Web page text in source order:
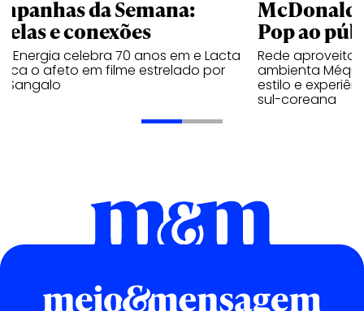
da Semana:
e conexões
Energia celebra 70 anos em e Lacta
o afeto em filme estrelado por
Sangalo
Pop ao
Rede aproveita
ambienta Méqui
estilo e
sul-coreana